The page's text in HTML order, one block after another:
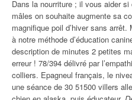
Dans la nourriture ; il vous aider
mâles on souhaite augmente sa
magnifique poil d’hiver sans arrêt.
à notre méthode d’éducation
description de minutes 2 petites
erreur ! 78/394 délivré par
colliers. Epagneul français, le
une séance de 30 51500 villers